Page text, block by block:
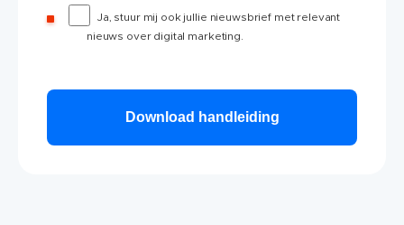
Ja, stuur mij ook jullie nieuwsbrief met relevant
nieuws over digital marketing.